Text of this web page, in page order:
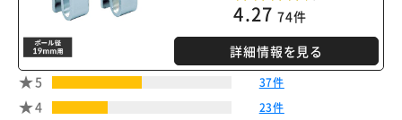
4.27 74件
詳細情報を見る
5
37件
4 23件